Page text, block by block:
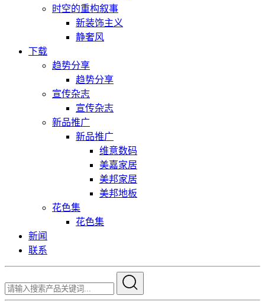
时空的重构叙事
新装饰主义
静奢风
下载
趋势分享
趋势分享
宣传杂志
宣传杂志
新品推广
新品推广
维意数码
美嘉家居
美邦家居
美邦地板
花色集
花色集
新闻
联系